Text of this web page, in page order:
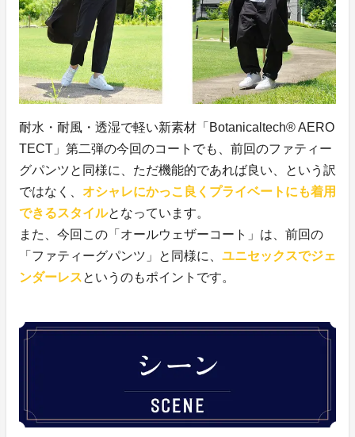
耐水・耐風・透湿で軽い新素材「Botanicaltech® AERO
TECT」第二弾の今回のコートでも、前回のファティー
グパンツと同様に、ただ機能的であれば良い、という訳
ではなく、 オシャレにかっこ良くプライベートにも着用
できるスタイルとなっています。
また、今回この「オールウェザーコート」は、前回の
「ファティーグパンツ」と同様に、 ユニセックスでジェ
ンダーレスというのもポイントです。